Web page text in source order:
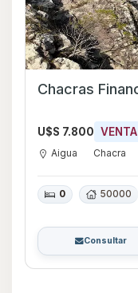
U$S 7.800 VENTA
Aigua Chacra
0 50000
Consultar